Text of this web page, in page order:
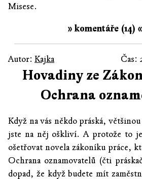
Misese.
» komentáře (14) «
Autor: Kajka Čas:
Hovadiny ze
Ochrana
Když na vás někdo práská,
jste na něj oškliví. A protože to
ošetřovat novela zákoníku práce,
Ochrana oznamovatelů (čti
dopad, že když budete mít